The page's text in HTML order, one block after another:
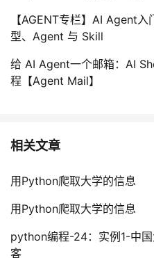
【AGENT专栏】AI Agent
型、Agent 与 Skill
给 AI Agent一个邮箱：AI
程【Agent Mail】
相关文章
用Python爬取大学的信息
用Python爬取大学的信息
python编程-24：实例1-中
客